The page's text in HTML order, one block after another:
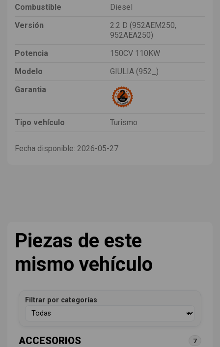
Combustible
Diesel
Versión
2.2 D (952AEM250,
952AEA250)
Potencia
150CV 110KW
Modelo
GIULIA (952_)
Garantia
Tipo vehículo Turismo
Fecha disponible: 2026-05-27
Piezas de este
mismo vehículo
Filtrar por categorías
ACCESORIOS 7